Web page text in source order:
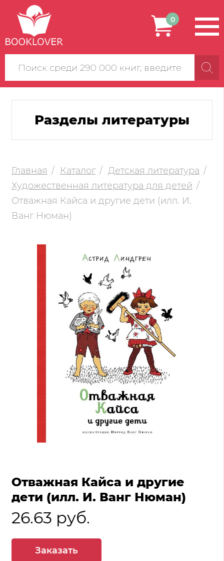
Поиск
по
сайту
0
Разделы литературы
Главная Каталог
Детская литература
Художественная литература для детей
Отважная Кайса и другие дети (илл. И.
Ванг Нюман)
Отважная Кайса и другие
дети (илл. И. Ванг Нюман)
26.63 руб.
Заказать